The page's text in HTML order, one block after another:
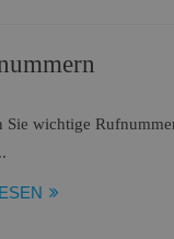
Sie wichtige